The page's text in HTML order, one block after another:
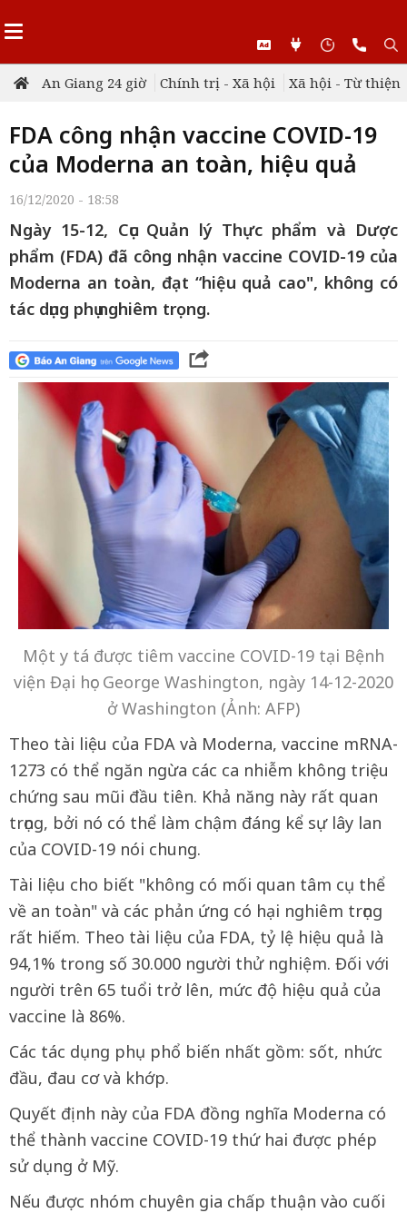
An Giang 24 giờ Chính trị - Xã hội Xã hội - Từ thiện
FDA công nhận vaccine COVID-19
của Moderna an toàn, hiệu quả
16/12/2020 - 18:58
Ngày 15-12, Cục Quản lý Thực phẩm và Dược
phẩm (FDA) đã công nhận vaccine COVID-19 của
Moderna an toàn, đạt “hiệu quả cao", không có
tác dụng phụ nghiêm trọng.
Một y tá được tiêm vaccine COVID-19 tại Bệnh
viện Đại học George Washington, ngày 14-12-2020
ở Washington (Ảnh: AFP)
Theo tài liệu của FDA và Moderna, vaccine mRNA-
1273 có thể ngăn ngừa các ca nhiễm không triệu
chứng sau mũi đầu tiên. Khả năng này rất quan
trọng, bởi nó có thể làm chậm đáng kể sự lây lan
của COVID-19 nói chung.
Tài liệu cho biết "không có mối quan tâm cụ thể
về an toàn" và các phản ứng có hại nghiêm trọng
rất hiếm. Theo tài liệu của FDA, tỷ lệ hiệu quả là
94,1% trong số 30.000 người thử nghiệm. Đối với
người trên 65 tuổi trở lên, mức độ hiệu quả của
vaccine là 86%.
Các tác dụng phụ phổ biến nhất gồm: sốt, nhức
đầu, đau cơ và khớp.
Quyết định này của FDA đồng nghĩa Moderna có
thể thành vaccine COVID-19 thứ hai được phép
sử dụng ở Mỹ.
Nếu được nhóm chuyên gia chấp thuận vào cuối